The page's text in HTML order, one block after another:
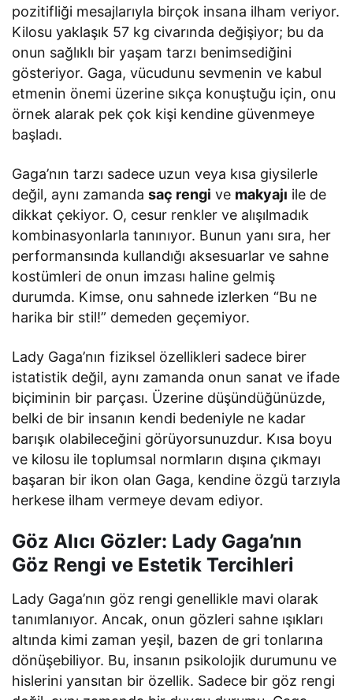
pozitifliği mesajlarıyla birçok insana ilham veriyor.
Kilosu yaklaşık 57 kg civarında değişiyor; bu da
onun sağlıklı bir yaşam tarzı benimsediğini
gösteriyor. Gaga, vücudunu sevmenin ve kabul
etmenin önemi üzerine sıkça konuştuğu için, onu
örnek alarak pek çok kişi kendine güvenmeye
başladı.
Gaga’nın tarzı sadece uzun veya kısa giysilerle
değil, aynı zamandasaç rengi ve makyajı ile de
dikkat çekiyor. O, cesur renkler ve alışılmadık
kombinasyonlarla tanınıyor. Bunun yanı sıra, her
performansında kullandığı aksesuarlar ve sahne
kostümleri de onun imzası haline gelmiş
durumda. Kimse, onu sahnede izlerken “Bu ne
harika bir stil!” demeden geçemiyor.
Lady Gaga’nın fiziksel özellikleri sadece birer
istatistik değil, aynı zamanda onun sanat ve ifade
biçiminin bir parçası. Üzerine düşündüğünüzde,
belki de bir insanın kendi bedeniyle ne kadar
barışık olabileceğini görüyorsunuzdur. Kısa boyu
ve kilosu ile toplumsal normların dışına çıkmayı
başaran bir ikon olan Gaga, kendine özgü tarzıyla
herkese ilham vermeye devam ediyor.
Göz Alıcı Gözler: Lady Gaga’nın
Göz Rengi ve Estetik Tercihleri
Lady Gaga’nın göz rengi genellikle mavi olarak
tanımlanıyor. Ancak, onun gözleri sahne ışıkları
altında kimi zaman yeşil, bazen de gri tonlarına
dönüşebiliyor. Bu, insanın psikolojik durumunu ve
hislerini yansıtan bir özellik. Sadece bir göz rengi